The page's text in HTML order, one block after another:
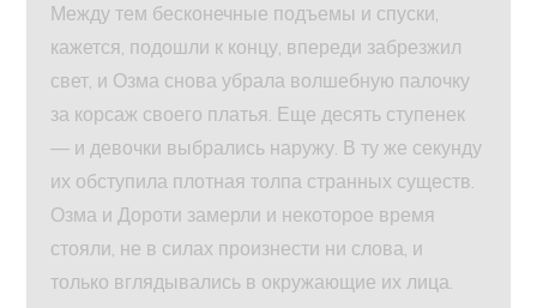
Между тем бесконечные подъемы и спуски,
кажется, подошли к концу, впереди забрезжил
свет, и Озма снова убрала волшебную палочку
за корсаж своего платья. Еще десять ступенек
— и девочки выбрались наружу. В ту же секунду
их обступила плотная толпа странных существ.
Озма и Дороти замерли и некоторое время
стояли, не в силах произнести ни слова, и
только вглядывались в окружающие их лица.